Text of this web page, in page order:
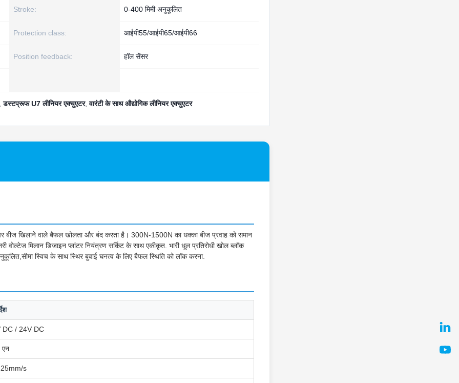
Stroke: 0-400 मिमी अनुकूलित
Protection class: आईपी55/आईपी65/आईपी66
Position feedback: हॉल सेंसर
डस्टप्रूफ U7 लीनियर एक्चुएटर,वारंटी के साथ औद्योगिक लीनियर एक्चुएटर
बीज खिलाने वाले बैफल खोलता और बंद करता है। 300N-1500N का धक्का बीज प्रवाह को समान
मिलान डिजाइन प्लांटर नियंत्रण सर्किट के साथ एकीकृत. भारी धूल प्रतिरोधी खोल ब्लॉक
स्विच के साथ स्थिर बुवाई घनत्व के लिए बैफल स्थिति को लॉक करना.
DC / 24V DC
एन
s